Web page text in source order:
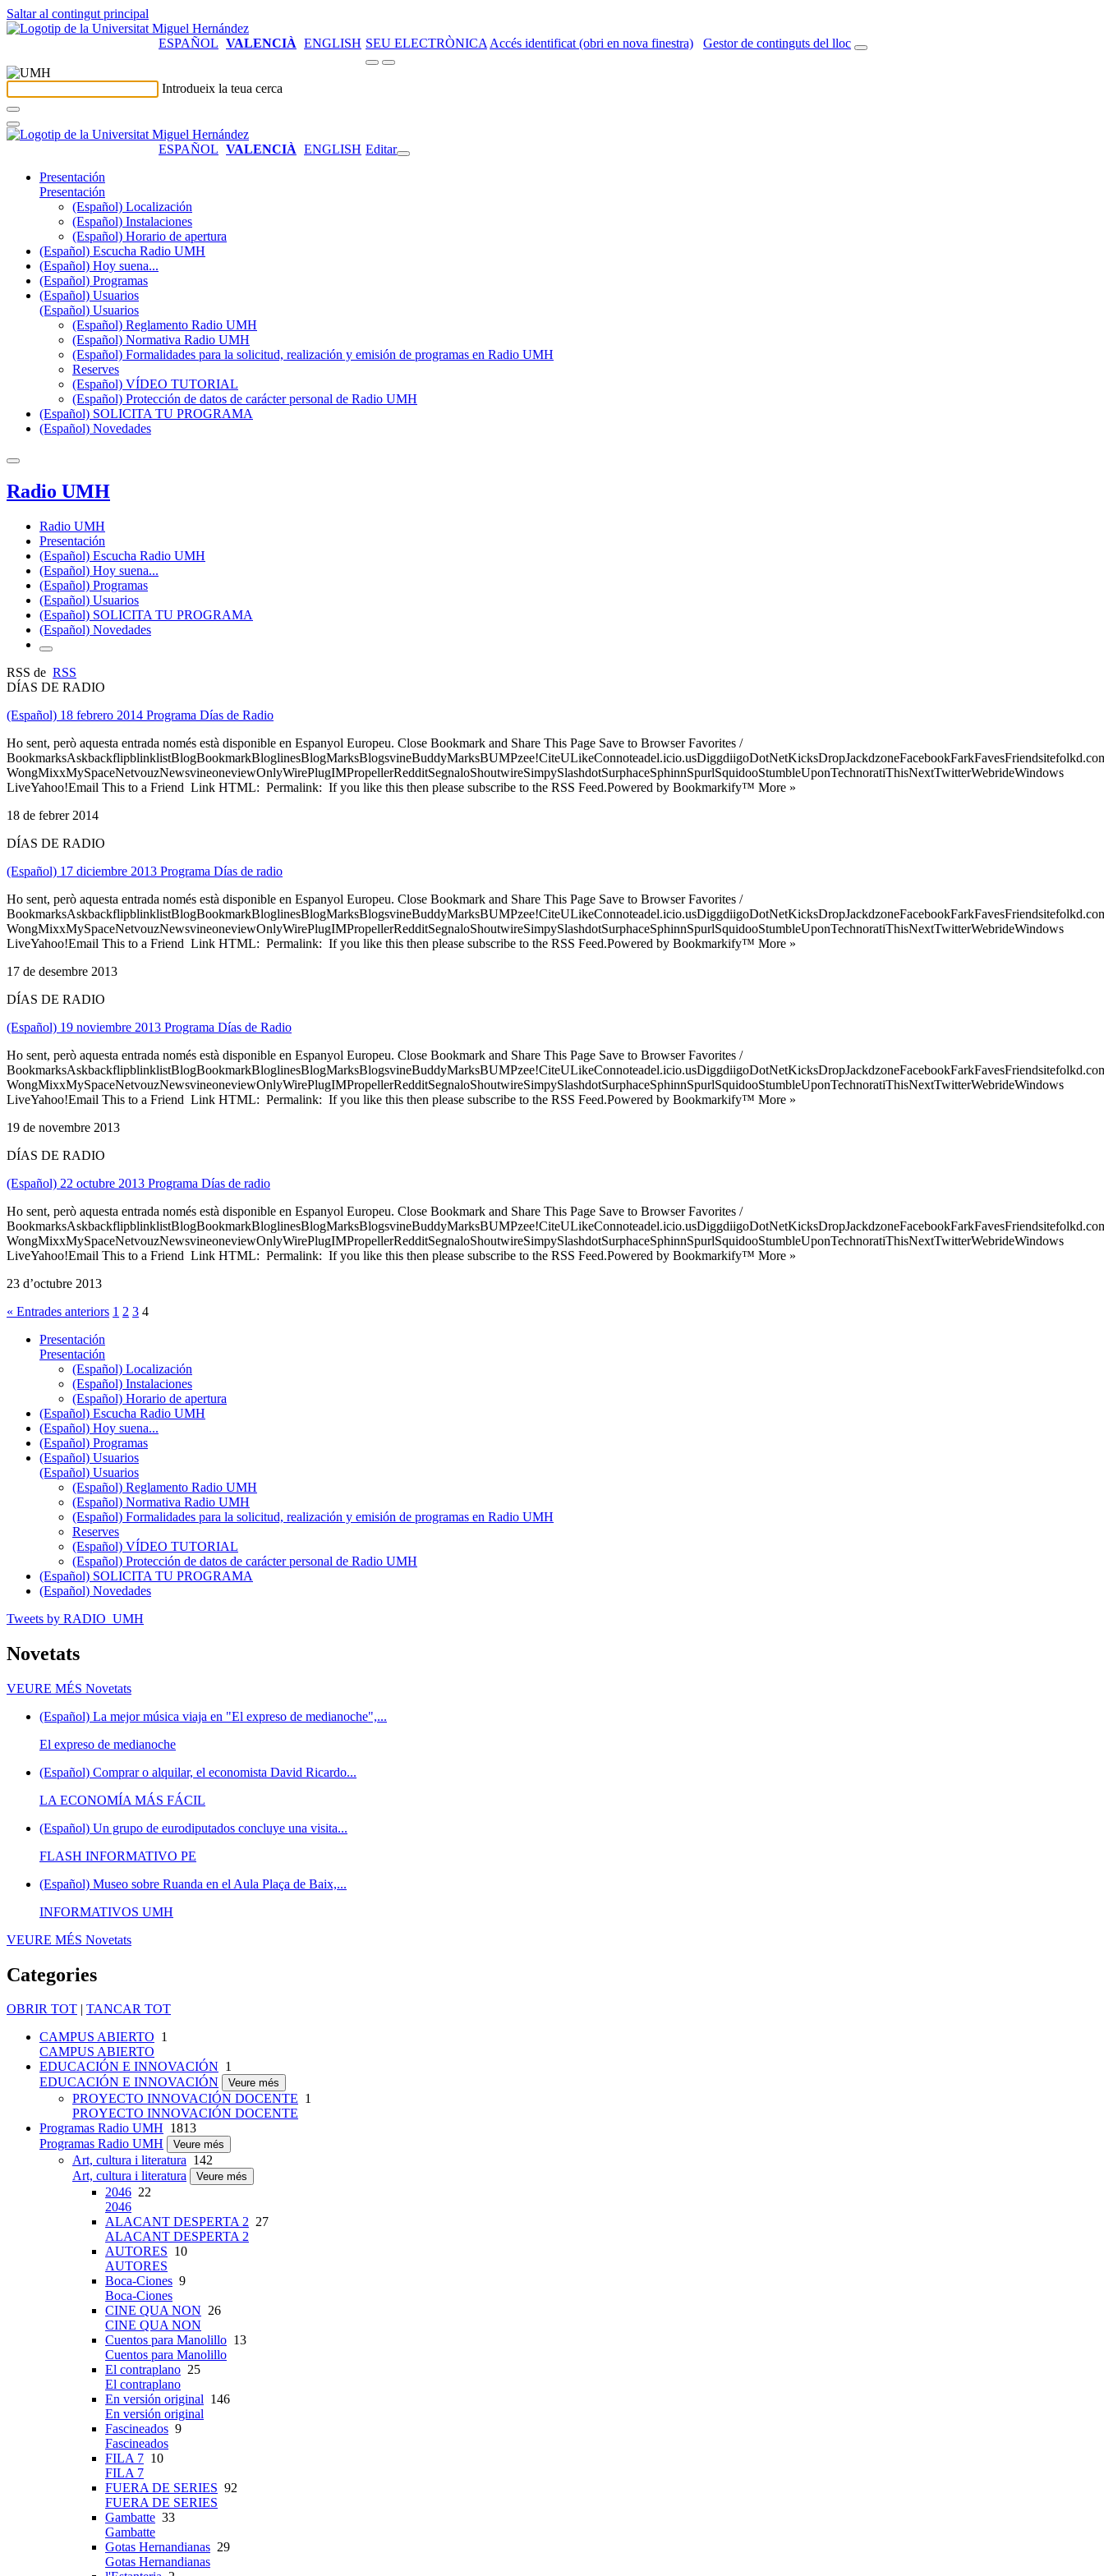
Saltar al contingut principal
ESPAÑOL VALENCIÀ ENGLISH SEU ELECTRÒNICA Accés identificat (obri en nova finestra) Gestor de continguts del lloc
Introdueix la teua cerca
ESPAÑOL VALENCIÀ ENGLISH Editar
Presentación
Presentación
(Español) Localización
(Español) Instalaciones
(Español) Horario de apertura
(Español) Escucha Radio UMH
(Español) Hoy suena...
(Español) Programas
(Español) Usuarios
(Español) Usuarios
(Español) Reglamento Radio UMH
(Español) Normativa Radio UMH
(Español) Formalidades para la solicitud, realización y emisión de programas en Radio UMH
Reserves
(Español) VÍDEO TUTORIAL
(Español) Protección de datos de carácter personal de Radio UMH
(Español) SOLICITA TU PROGRAMA
(Español) Novedades
Radio UMH
Radio UMH
Presentación
(Español) Escucha Radio UMH
(Español) Hoy suena...
(Español) Programas
(Español) Usuarios
(Español) SOLICITA TU PROGRAMA
(Español) Novedades
RSS de RSS
DÍAS DE RADIO
(Español) 18 febrero 2014 Programa Días de Radio
Ho sent, però aquesta entrada només està disponible en Espanyol Europeu. Close Bookmark and Share This Page Save to Browser Favorites /
WongMixxMySpaceNetvouzNewsvineoneviewOnlyWirePlugIMPropellerRedditSegnaloShoutwireSimpySlashdotSurphaceSphinnSpurlSquidooStumbleUponTechnoratiThisNextTwitterWebrideWindows
LiveYahoo!Email This to a Friend Link HTML: Permalink: If you like this then please subscribe to the RSS Feed.Powered by Bookmarkify™ More »
18 de febrer 2014
DÍAS DE RADIO
(Español) 17 diciembre 2013 Programa Días de radio
Ho sent, però aquesta entrada només està disponible en Espanyol Europeu. Close Bookmark and Share This Page Save to Browser Favorites /
WongMixxMySpaceNetvouzNewsvineoneviewOnlyWirePlugIMPropellerRedditSegnaloShoutwireSimpySlashdotSurphaceSphinnSpurlSquidooStumbleUponTechnoratiThisNextTwitterWebrideWindows
LiveYahoo!Email This to a Friend Link HTML: Permalink: If you like this then please subscribe to the RSS Feed.Powered by Bookmarkify™ More »
17 de desembre 2013
DÍAS DE RADIO
(Español) 19 noviembre 2013 Programa Días de Radio
Ho sent, però aquesta entrada només està disponible en Espanyol Europeu. Close Bookmark and Share This Page Save to Browser Favorites /
WongMixxMySpaceNetvouzNewsvineoneviewOnlyWirePlugIMPropellerRedditSegnaloShoutwireSimpySlashdotSurphaceSphinnSpurlSquidooStumbleUponTechnoratiThisNextTwitterWebrideWindows
LiveYahoo!Email This to a Friend Link HTML: Permalink: If you like this then please subscribe to the RSS Feed.Powered by Bookmarkify™ More »
19 de novembre 2013
DÍAS DE RADIO
(Español) 22 octubre 2013 Programa Días de radio
Ho sent, però aquesta entrada només està disponible en Espanyol Europeu. Close Bookmark and Share This Page Save to Browser Favorites /
WongMixxMySpaceNetvouzNewsvineoneviewOnlyWirePlugIMPropellerRedditSegnaloShoutwireSimpySlashdotSurphaceSphinnSpurlSquidooStumbleUponTechnoratiThisNextTwitterWebrideWindows
LiveYahoo!Email This to a Friend Link HTML: Permalink: If you like this then please subscribe to the RSS Feed.Powered by Bookmarkify™ More »
23 d’octubre 2013
« Entrades anteriors 1 2 3 4
Presentación
Presentación
(Español) Localización
(Español) Instalaciones
(Español) Horario de apertura
(Español) Escucha Radio UMH
(Español) Hoy suena...
(Español) Programas
(Español) Usuarios
(Español) Usuarios
(Español) Reglamento Radio UMH
(Español) Normativa Radio UMH
(Español) Formalidades para la solicitud, realización y emisión de programas en Radio UMH
Reserves
(Español) VÍDEO TUTORIAL
(Español) Protección de datos de carácter personal de Radio UMH
(Español) SOLICITA TU PROGRAMA
(Español) Novedades
Tweets by RADIO_UMH
Novetats
VEURE MÉS Novetats
(Español) La mejor música viaja en "El expreso de medianoche",...
El expreso de medianoche
(Español) Comprar o alquilar, el economista David Ricardo...
LA ECONOMÍA MÁS FÁCIL
(Español) Un grupo de eurodiputados concluye una visita...
FLASH INFORMATIVO PE
(Español) Museo sobre Ruanda en el Aula Plaça de Baix,...
INFORMATIVOS UMH
VEURE MÉS Novetats
Categories
OBRIR TOT | TANCAR TOT
CAMPUS ABIERTO 1
CAMPUS ABIERTO
EDUCACIÓN E INNOVACIÓN 1
EDUCACIÓN E INNOVACIÓN
Veure més
PROYECTO INNOVACIÓN DOCENTE 1
PROYECTO INNOVACIÓN DOCENTE
Programas Radio UMH 1813
Programas Radio UMH
Veure més
Art, cultura i literatura 142
Art, cultura i literatura
Veure més
2046 22
2046
ALACANT DESPERTA 2 27
ALACANT DESPERTA 2
AUTORES 10
AUTORES
Boca-Ciones 9
Boca-Ciones
CINE QUA NON 26
CINE QUA NON
Cuentos para Manolillo 13
Cuentos para Manolillo
El contraplano 25
El contraplano
En versión original 146
En versión original
Fascineados 9
Fascineados
FILA 7 10
FILA 7
FUERA DE SERIES 92
FUERA DE SERIES
Gambatte 33
Gambatte
Gotas Hernandianas 29
Gotas Hernandianas